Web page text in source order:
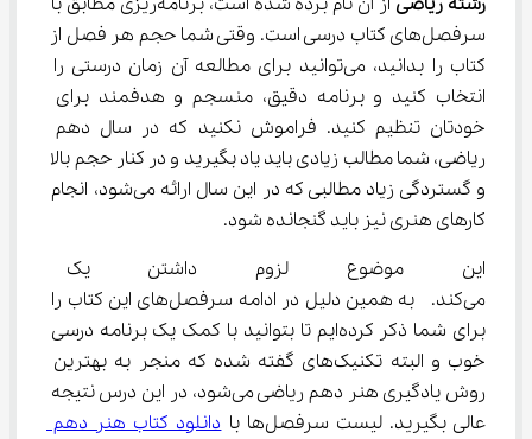
سرفصل‌های کتاب درسی است. وقتی شما حجم هر فصل از
کتاب را بدانید، می‌توانید برای مطالعه آن زمان درستی را
انتخاب کنید و برنامه دقیق، منسجم و هدفمند برای
خودتان تنظیم کنید. فراموش نکنید که در سال دهم
ریاضی، شما مطالب زیادی باید یاد بگیرید و در کنار حجم بالا
و گستردگی زیاد مطالبی که در این سال ارائه می‌شود، انجام
کارهای هنری نیز باید گنجانده شود.
این موضوع لزوم داشتن یک
می‌کند.  به همین دلیل در ادامه سرفصل‌های این کتاب را
برای شما ذکر کرده‌ایم تا بتوانید با کمک یک برنامه درسی
خوب و البته تکنیک‌های گفته شده که منجر به بهترین
روش یادگیری هنر دهم ریاضی می‌شود، در این درس نتیجه
عالی بگیرید. لیست سرفصل‌ها با
دانلود کتاب هنر دهم